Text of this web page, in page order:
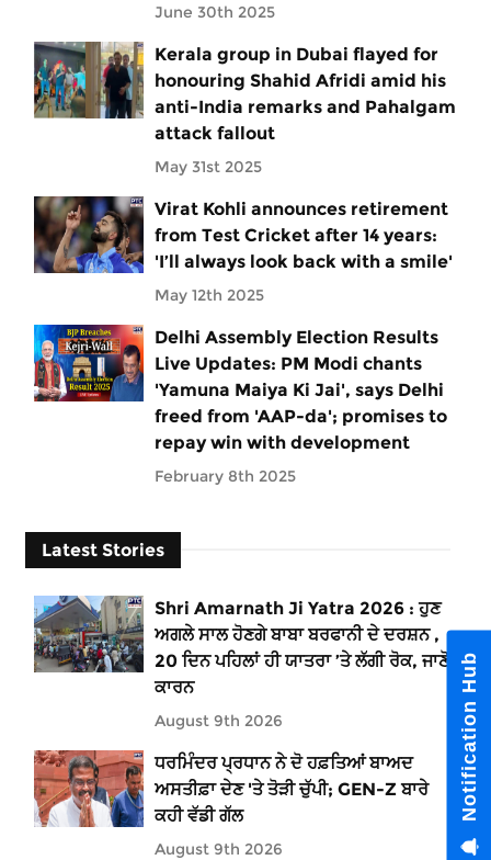
June 30th 2025
Kerala group in Dubai flayed for
honouring Shahid Afridi amid his
anti-India remarks and Pahalgam
attack fallout
May 31st 2025
Virat Kohli announces retirement
from Test Cricket after 14 years:
'I’ll always look back with a smile'
May 12th 2025
Delhi Assembly Election Results
Live Updates: PM Modi chants
'Yamuna Maiya Ki Jai', says Delhi
freed from 'AAP-da'; promises to
repay win with development
February 8th 2025
Latest Stories
Shri Amarnath Ji Yatra 2026 : ਹੁਣ
ਅਗਲੇ ਸਾਲ ਹੋਣਗੇ ਬਾਬਾ ਬਰਫਾਨੀ ਦੇ ਦਰਸ਼ਨ ,
20 ਦਿਨ ਪਹਿਲਾਂ ਹੀ ਯਾਤਰਾ ’ਤੇ ਲੱਗੀ ਰੋਕ, ਜਾਣੋ
ਕਾਰਨ
August 9th 2026
ਧਰਮਿੰਦਰ ਪ੍ਰਧਾਨ ਨੇ ਦੋ ਹਫ਼ਤਿਆਂ ਬਾਅਦ
ਅਸਤੀਫ਼ਾ ਦੇਣ 'ਤੇ ਤੋੜੀ ਚੁੱਪੀ; GEN-Z ਬਾਰੇ
ਕਹੀ ਵੱਡੀ ਗੱਲ
August 9th 2026
Notification Hub